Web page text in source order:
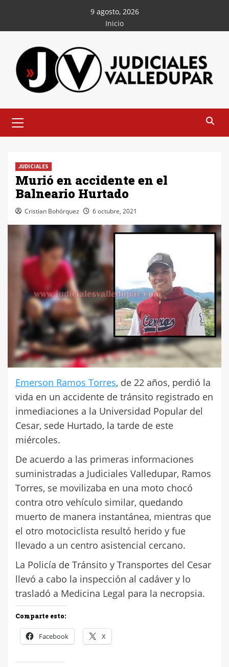
contenido
9 agosto, 2026
Inicio
principal
JUDICIALES
Murió en accidente en el
Balneario Hurtado
Cristian Bohórquez 6 octubre, 2021
Emerson Ramos Torres, de 22 años, perdió la
vida en un accidente de tránsito registrado en
inmediaciones a la Universidad Popular del
Cesar, sede Hurtado, la tarde de este
miércoles.
De acuerdo a las primeras informaciones
suministradas a Judiciales Valledupar, Ramos
Torres, se movilizaba en una moto chocó
contra otro vehículo similar, quedando
muerto de manera instantánea, mientras que
el otro motociclista resultó herido y fue
llevado a un centro asistencial cercano.
La Policía de Tránsito y Transportes del Cesar
llevó a cabo la inspección al cadáver y lo
trasladó a Medicina Legal para la necropsia.
Comparte esto:
Facebook X